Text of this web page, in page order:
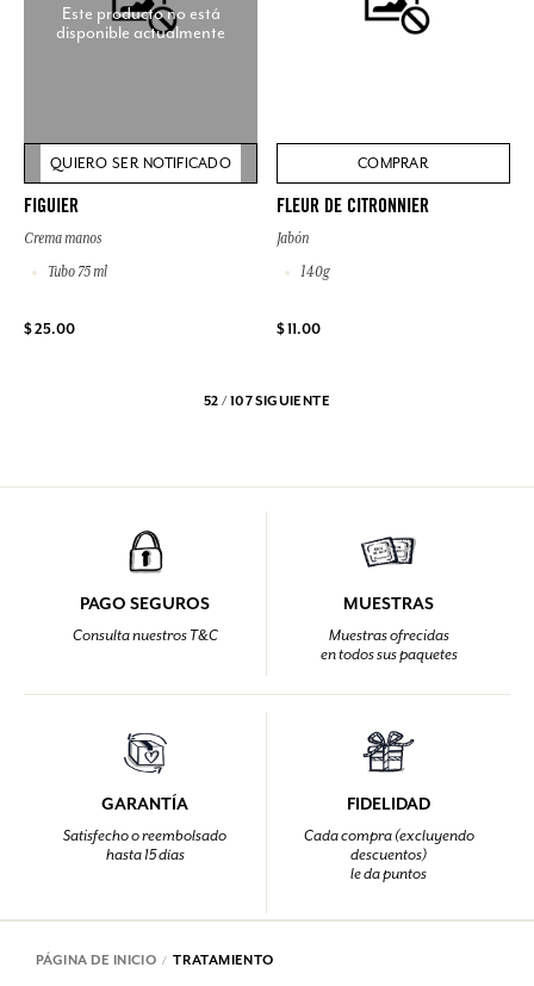
Este producto no está
disponible actualmente
QUIERO SER NOTIFICADO
FIGUIER
Crema manos
Tubo 75 ml
$ 25.00
COMPRAR
FLEUR DE CITRONNIER
Jabón
140g
$ 11.00
52 / 107SIGUIENTE
PAGO SEGUROS
Consulta nuestros T&C
MUESTRAS
Muestras ofrecidas
en todos sus paquetes
GARANTÍA
Satisfecho o reembolsado
hasta 15 días
FIDELIDAD
Cada compra (excluyendo
descuentos)
le da puntos
PÁGINA DE INICIO TRATAMIENTO